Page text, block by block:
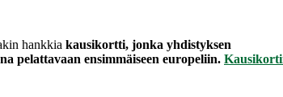
hankkia kausikortti, jonka yhdistyksen
pelattavaan ensimmäiseen europeliin.